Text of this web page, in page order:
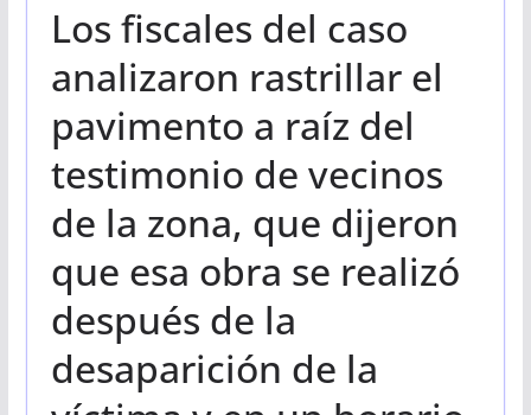
Los fiscales del caso
analizaron rastrillar el
pavimento a raíz del
testimonio de vecinos
de la zona, que dijeron
que esa obra se realizó
después de la
desaparición de la